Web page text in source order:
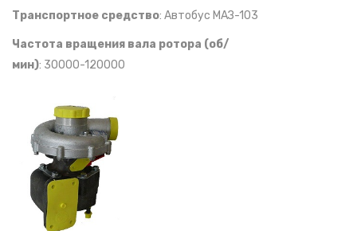
Транспортное средство: Автобус МАЗ-103
Частота вращения вала ротора (об/
мин): 30000-120000